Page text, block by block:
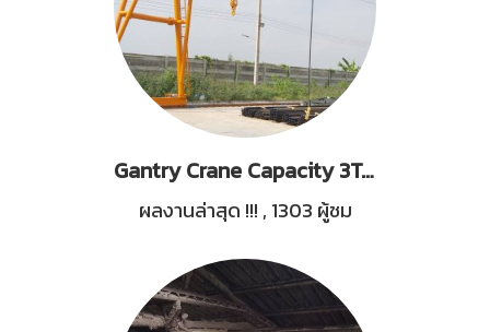
Gantry Crane Capacity 3Tons SingelBox Girder, Span 21.2M,Deflection L/1000
ผลงานล่าสุด !!! , 1303 ผู้ชม